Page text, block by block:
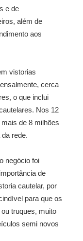
e de
além de
aos
vistorias
cerca
o que inclui
Nos 12
de 8 milhões
rede.
negócio foi
de
cautelar, por
para que os
truques, muito
semi novos